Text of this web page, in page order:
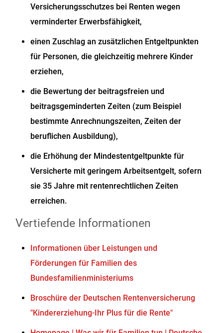
Versicherungsschutzes bei Renten wegen
verminderter Erwerbsfähigkeit,
einen Zuschlag an zusätzlichen Entgeltpunkten
für Personen, die gleichzeitig mehrere Kinder
erziehen,
die Bewertung der beitragsfreien und
beitragsgeminderten Zeiten (zum Beispiel
bestimmte Anrechnungszeiten, Zeiten der
beruflichen Ausbildung),
die Erhöhung der Mindestentgeltpunkte für
Versicherte mit geringem Arbeitsentgelt, sofern
sie 35 Jahre mit rentenrechtlichen Zeiten
erreichen.
Vertiefende Informationen
Informationen über Leistungen und
Förderungen für Familien des
Bundesfamilienministeriums
Broschüre der Deutschen Rentenversicherung
"Kindererziehung-Ihr Plus für die Rente"